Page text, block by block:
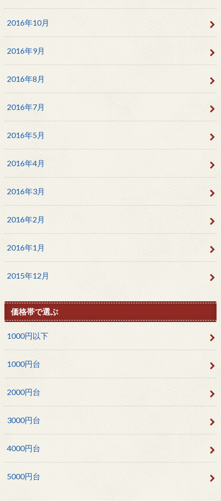
2016年10月
2016年9月
2016年8月
2016年7月
2016年5月
2016年4月
2016年3月
2016年2月
2016年1月
2015年12月
価格帯で選ぶ
1000円以下
1000円台
2000円台
3000円台
4000円台
5000円台